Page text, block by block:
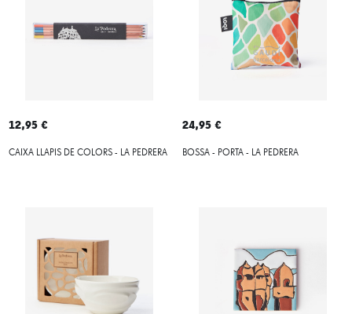
12,95 €
CAIXA LLAPIS DE COLORS - LA PEDRERA
24,95 €
BOSSA - PORTA - LA PEDRERA